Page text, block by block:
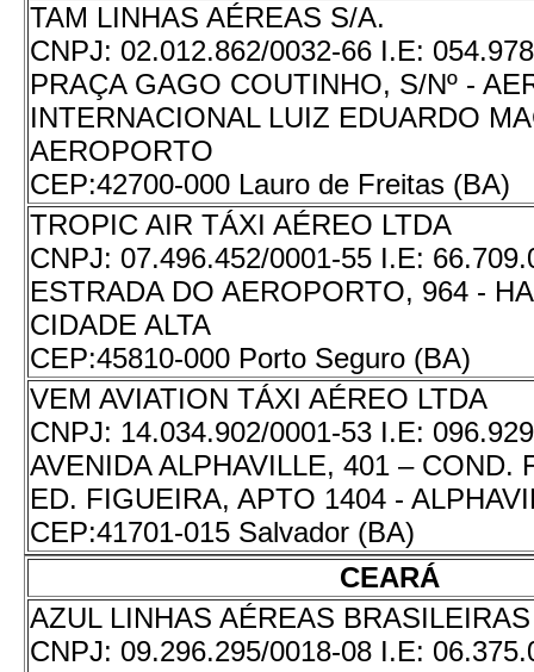
TAM LINHAS AÉREAS S/A.
CNPJ: 02.012.862/0032-66 I.E:
PRAÇA GAGO COUTINHO, S/Nº -
INTERNACIONAL LUIZ EDUARDO
AEROPORTO
CEP:42700-000 Lauro de Freitas (BA)
TROPIC AIR TÁXI AÉREO LTDA
CNPJ: 07.496.452/0001-55 I.E:
ESTRADA DO AEROPORTO, 964 -
CIDADE ALTA
CEP:45810-000 Porto Seguro (BA)
VEM AVIATION TÁXI AÉREO LTDA
CNPJ: 14.034.902/0001-53 I.E:
AVENIDA ALPHAVILLE, 401 – COND.
ED. FIGUEIRA, APTO 1404 -
CEP:41701-015 Salvador (BA)
CEARÁ
AZUL LINHAS AÉREAS
CNPJ: 09.296.295/0018-08 I.E: